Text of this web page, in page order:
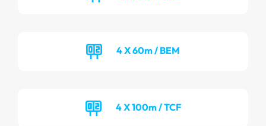
4 X 60m / BEM
4 X 100m / TCF